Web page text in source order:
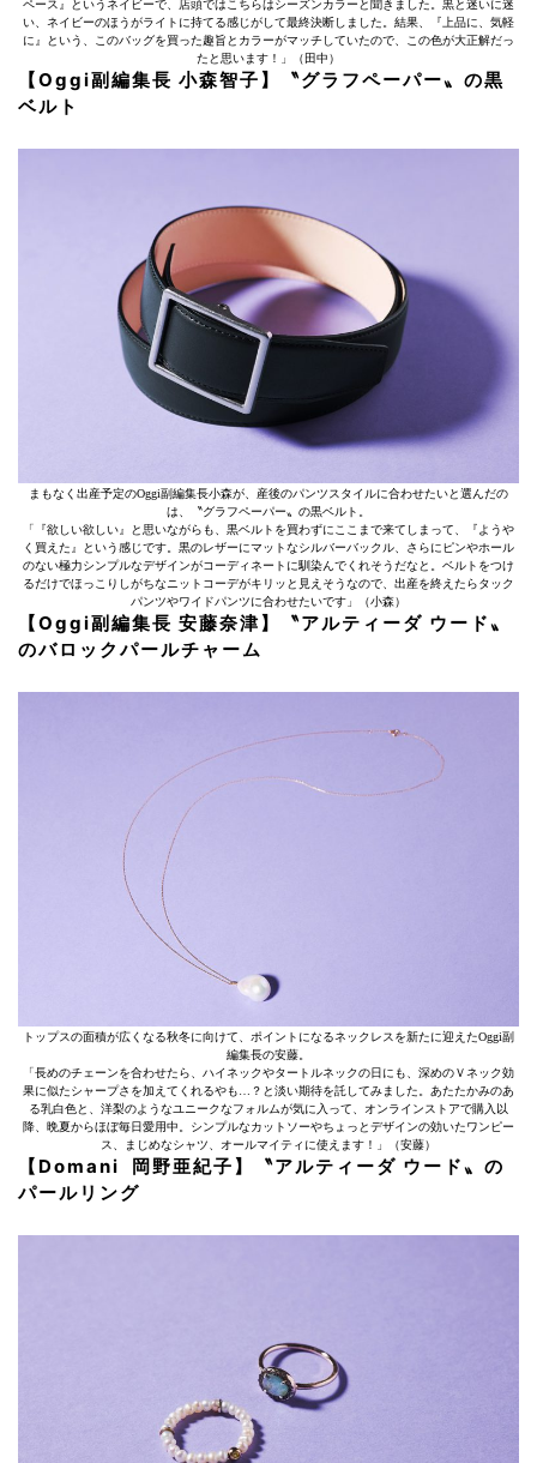
ペース』というネイビーで、店頭ではこちらはシーズンカラーと聞きました。黒と迷いに迷
い、ネイビーのほうがライトに持てる感じがして最終決断しました。結果、『上品に、気軽
に』という、このバッグを買った趣旨とカラーがマッチしていたので、この色が大正解だっ
たと思います！」（田中）
【Oggi副編集長 小森智子】〝グラフペーパー〟の黒
ベルト
まもなく出産予定のOggi副編集長小森が、産後のパンツスタイルに合わせたいと選んだの
は、〝グラフペーパー〟の黒ベルト。
「『欲しい欲しい』と思いながらも、黒ベルトを買わずにここまで来てしまって、『ようや
く買えた』という感じです。黒のレザーにマットなシルバーバックル、さらにピンやホール
のない極力シンプルなデザインがコーディネートに馴染んでくれそうだなと。ベルトをつけ
るだけでほっこりしがちなニットコーデがキリッと見えそうなので、出産を終えたらタック
パンツやワイドパンツに合わせたいです」（小森）
【Oggi副編集長 安藤奈津】〝アルティーダ ウード〟
のバロックパールチャーム
トップスの面積が広くなる秋冬に向けて、ポイントになるネックレスを新たに迎えたOggi副
編集長の安藤。
「長めのチェーンを合わせたら、ハイネックやタートルネックの日にも、深めのＶネック効
果に似たシャープさを加えてくれるやも…？と淡い期待を託してみました。あたたかみのあ
る乳白色と、洋梨のようなユニークなフォルムが気に入って、オンラインストアで購入以
降、晩夏からほぼ毎日愛用中。シンプルなカットソーやちょっとデザインの効いたワンピー
ス、まじめなシャツ、オールマイティに使えます！」（安藤）
【Domani 岡野亜紀子】〝アルティーダ ウード〟の
パールリング